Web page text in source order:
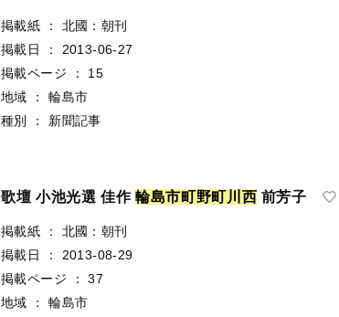
掲載紙 ：
北國：朝刊
掲載日
：
2013-06-27
掲載ページ
：
15
地域
：
輪島市
種別
： 新聞記事
歌壇 小池光選 佳作輪島市町野町川 西 前芳子
掲載紙 ：
北國：朝刊
掲載日
：
2013-08-29
掲載ページ
：
37
地域
：
輪島市